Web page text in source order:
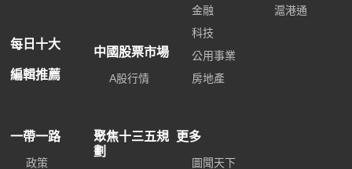
每日十大
編輯推薦
中國股票市場
A股行情
金融
科技
公用事業
房地產
滬港通
一帶一路
政策
聚焦十三五規
劃
更多
圖聞天下